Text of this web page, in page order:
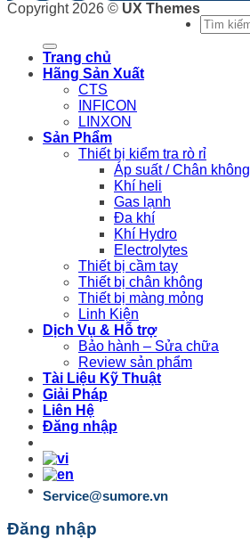
Copyright 2026 © UX Themes
Tìm
kiếm:
Trang chủ
Hãng Sản Xuất
CTS
INFICON
LINXON
Sản Phẩm
Thiết bị kiểm tra rò rỉ
Áp suất / Chân không
Khí heli
Gas lạnh
Đa khí
Khí Hydro
Electrolytes
Thiết bị cầm tay
Thiết bị chân không
Thiết bị màng mỏng
Linh Kiện
Dịch Vụ & Hỗ trợ
Bảo hành – Sửa chữa
Review sản phẩm
Tài Liệu Kỹ Thuật
Giải Pháp
Liên Hệ
Đăng nhập
Service@sumore.vn
Đăng nhập